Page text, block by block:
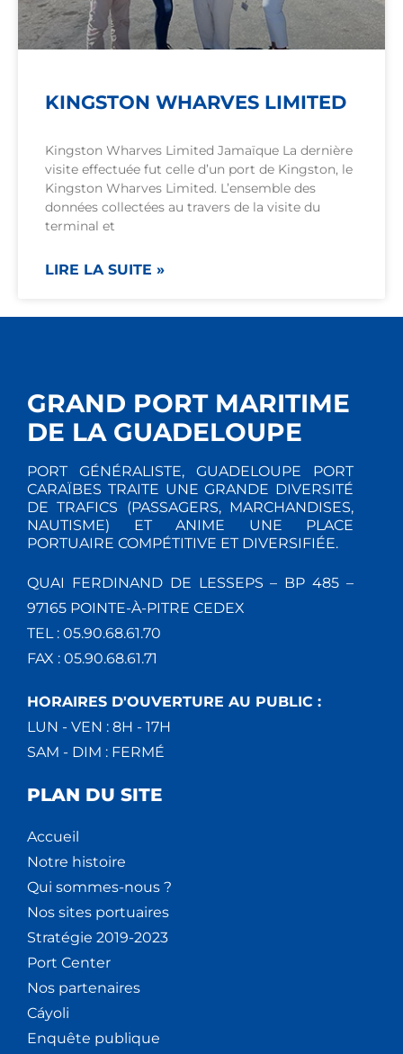
KINGSTON WHARVES LIMITED
Kingston Wharves Limited Jamaïque La dernière
visite effectuée fut celle d’un port de Kingston, le
Kingston Wharves Limited. L’ensemble des
données collectées au travers de la visite du
terminal et
LIRE LA SUITE »
GRAND PORT MARITIME
DE LA GUADELOUPE
PORT GÉNÉRALISTE, GUADELOUPE PORT
CARAÏBES TRAITE UNE GRANDE DIVERSITÉ
DE TRAFICS (PASSAGERS, MARCHANDISES,
NAUTISME) ET ANIME UNE PLACE
PORTUAIRE COMPÉTITIVE ET DIVERSIFIÉE.
QUAI FERDINAND DE LESSEPS – BP 485 –
97165 POINTE-À-PITRE CEDEX
TEL : 05.90.68.61.70
FAX : 05.90.68.61.71
HORAIRES D'OUVERTURE AU PUBLIC :
LUN - VEN : 8H - 17H
SAM - DIM : FERMÉ
PLAN DU SITE
Accueil
Notre histoire
Qui sommes-nous ?
Nos sites portuaires
Stratégie 2019-2023
Port Center
Nos partenaires
Cáyoli
Enquête publique